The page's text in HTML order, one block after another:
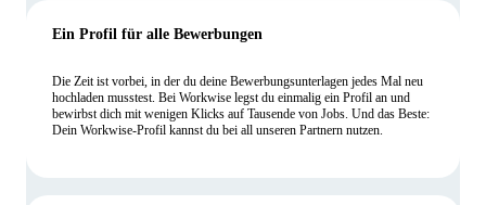
Ein Profil für alle Bewerbungen
Die Zeit ist vorbei, in der du deine Bewerbungsunterlagen jedes Mal neu
hochladen musstest. Bei Workwise legst du einmalig ein Profil an und
bewirbst dich mit wenigen Klicks auf Tausende von Jobs. Und das Beste:
Dein Workwise-Profil kannst du bei all unseren Partnern nutzen.